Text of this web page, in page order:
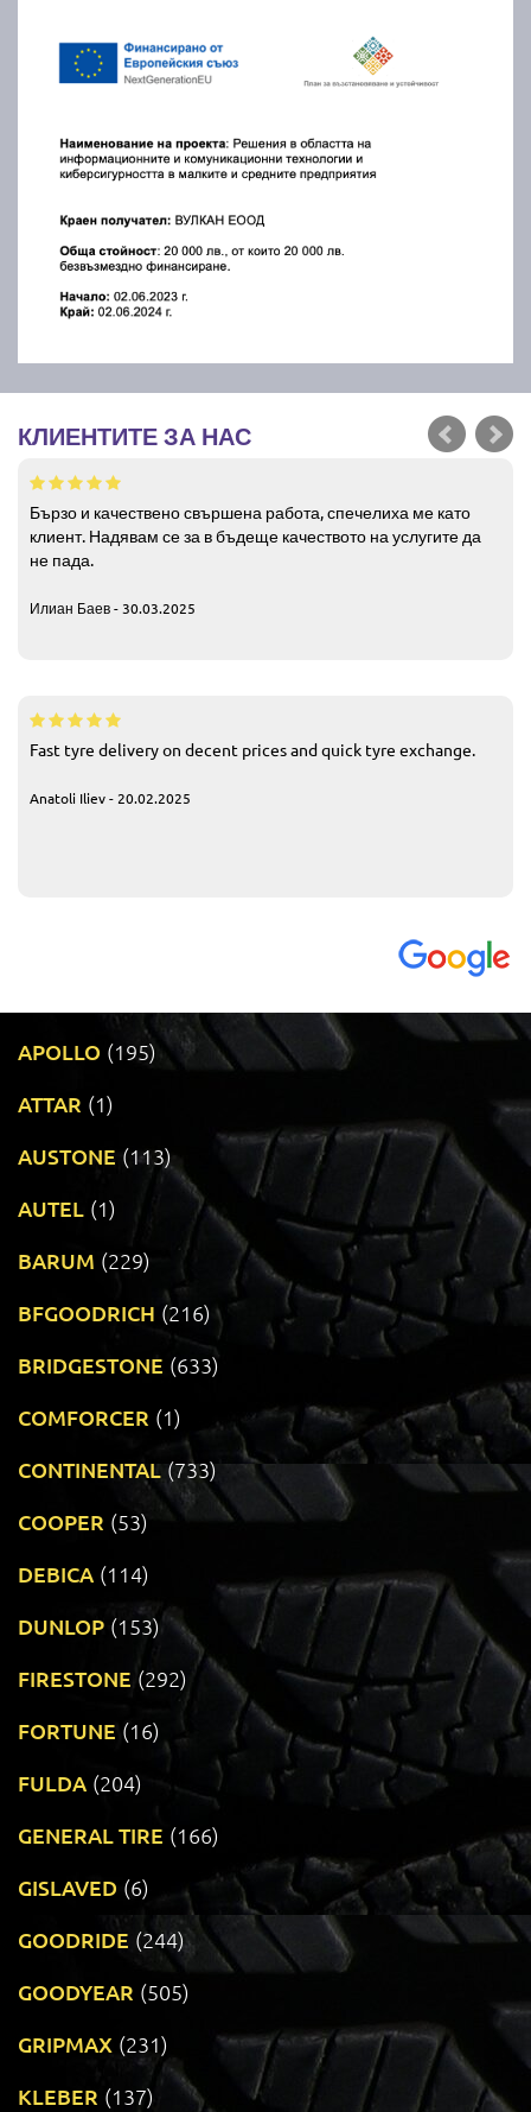
КЛИЕНТИТЕ ЗА НАС
Бързо и качествено свършена работа, спечелиха ме като
клиент. Надявам се за в бъдеще качеството на услугите да
не пада.
Илиан Баев - 30.03.2025
Fast tyre delivery on decent prices and quick tyre exchange.
Anatoli Iliev - 20.02.2025
APOLLO (195)
ATTAR (1)
AUSTONE (113)
AUTEL (1)
BARUM (229)
BFGOODRICH (216)
BRIDGESTONE (633)
COMFORCER (1)
CONTINENTAL (733)
COOPER (53)
DEBICA (114)
DUNLOP (153)
FIRESTONE (292)
FORTUNE (16)
FULDA (204)
GENERAL TIRE (166)
GISLAVED (6)
GOODRIDE (244)
GOODYEAR (505)
GRIPMAX (231)
KLEBER (137)